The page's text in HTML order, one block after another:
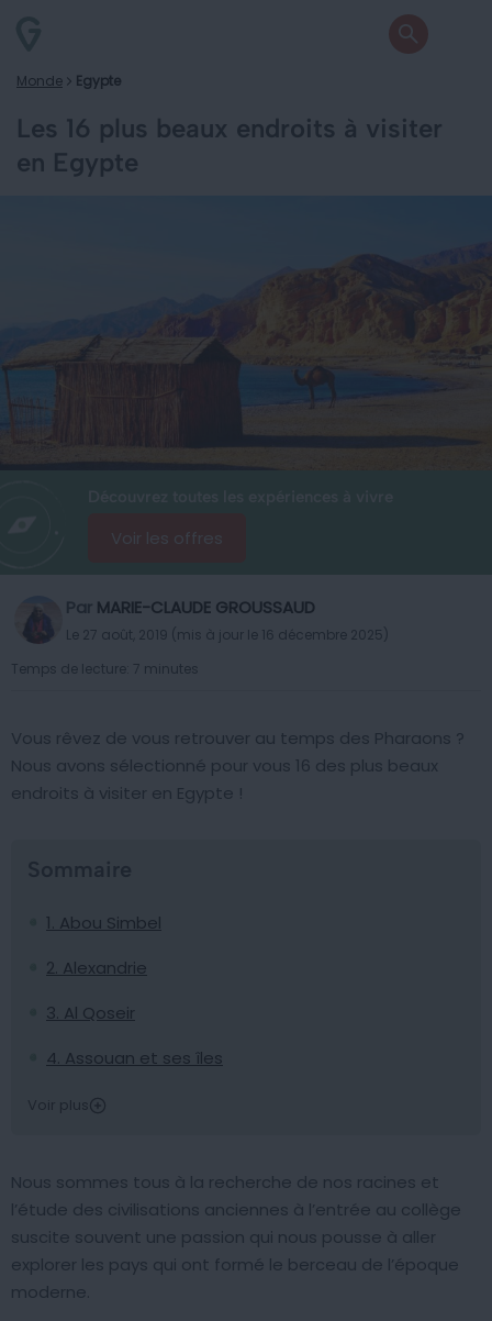
Monde Egypte
Les 16 plus beaux endroits à visiter
en Egypte
Voir les offres
Par MARIE-CLAUDE GROUSSAUD
Le 27 août, 2019 (mis à jour le 16 décembre 2025)
Temps de lecture: 7 minutes
Vous rêvez de vous retrouver au temps des Pharaons ?
Nous avons sélectionné pour vous 16 des plus beaux
endroits à visiter en Egypte !
1. Abou Simbel
2. Alexandrie
3. Al Qoseir
4. Assouan et ses îles
Voir plus
Nous sommes tous à la recherche de nos racines et
l’étude des civilisations anciennes à l’entrée au collège
suscite souvent une passion qui nous pousse à aller
explorer les pays qui ont formé le berceau de l’époque
moderne.